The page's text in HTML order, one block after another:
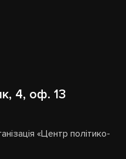
4, оф. 13
«Центр політико-